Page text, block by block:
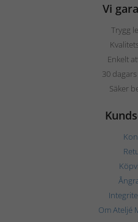
Vi
Trygg
Enkelt
30
Säker
Om Ateljé